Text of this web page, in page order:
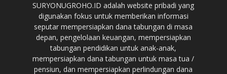
SURYONUGROHO.ID adalah website pribadi yang
digunakan fokus untuk memberikan informasi
seputar mempersiapkan dana tabungan di masa
depan, pengelolaan keuangan, mempersiapkan
tabungan pendidikan untuk anak-anak,
mempersiapkan dana tabungan untuk masa tua /
pensiun, dan mempersiapkan perlindungan dana